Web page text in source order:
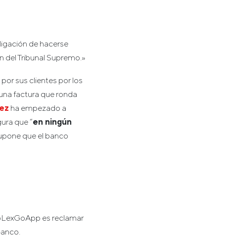
de hacerse
Tribunal Supremo.»
sus clientes por los
factura que ronda
ha empezado a
que “en ningún
que el banco
es reclamar